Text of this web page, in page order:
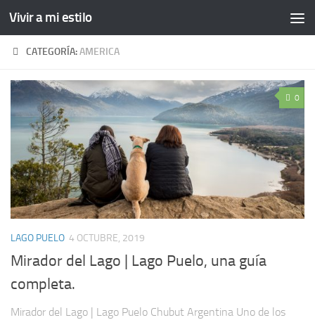
Vivir a mi estilo
CATEGORÍA:AMERICA
0
LAGO PUELO 4 OCTUBRE, 2019
Mirador del Lago | Lago Puelo, una guía
completa.
Mirador del Lago | Lago Puelo Chubut Argentina Uno de los